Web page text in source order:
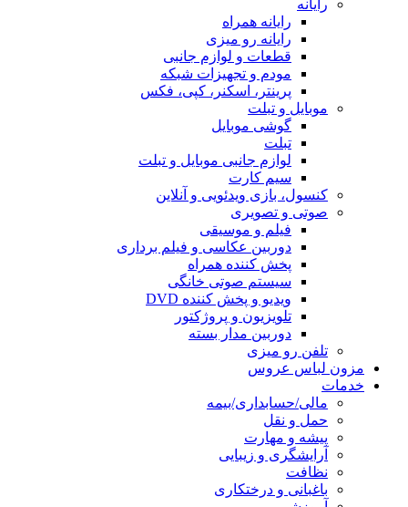
رایانه
رایانه همراه
رایانه رو میزی
قطعات و لوازم جانبی
مودم و تجهیزات شبکه
پرینتر، اسکنر، کپی، فکس
موبایل و تبلت
گوشی موبایل
تبلت
لوازم جانبی موبایل و تبلت
سیم کارت
کنسول، بازی‌ ویدئویی و آنلاین
صوتی و تصویری
فیلم و موسیقی
دوربین عکاسی و فیلم برداری
پخش کننده همراه
سیستم صوتی خانگی
ویدیو و پخش کننده DVD
تلویزیون و پروژکتور
دوربین مدار بسته
تلفن رو میزی
مزون لباس عروس
خدمات
مالی/حسابداری/بیمه
حمل و نقل
پیشه و مهارت
آرایشگری و زیبایی
نظافت
باغبانی و درختکاری